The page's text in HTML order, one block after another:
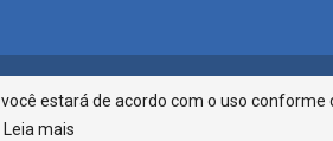
Infonet - Rua Monsenhor Silveira 276,
estará de acordo com o uso conforme
Leia mais